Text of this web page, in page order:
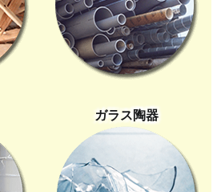
ガラス陶器